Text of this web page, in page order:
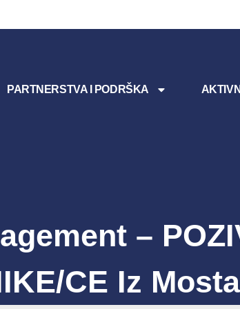
PARTNERSTVA I PODRŠKA
–
CE Iz